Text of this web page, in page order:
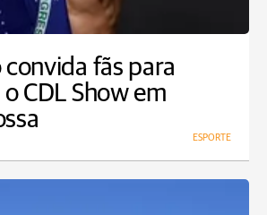
convida fãs para
CDL Show em
ESPORTE